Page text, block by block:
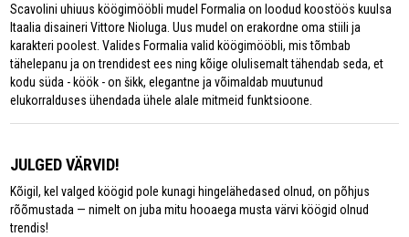
Scavolini uhiuus köögimööbli mudel Formalia on loodud koostöös kuulsa
Itaalia disaineri Vittore Nioluga. Uus mudel on erakordne oma stiili ja
karakteri poolest. Valides Formalia valid köögimööbli, mis tõmbab
tähelepanu ja on trendidest ees ning kõige olulisemalt tähendab seda, et
kodu süda - köök - on šikk, elegantne ja võimaldab muutunud
elukorralduses ühendada ühele alale mitmeid funktsioone.
JULGED VÄRVID!
Kõigil, kel valged köögid pole kunagi hingelähedased olnud, on põhjus
rõõmustada — nimelt on juba mitu hooaega musta värvi köögid olnud
trendis!